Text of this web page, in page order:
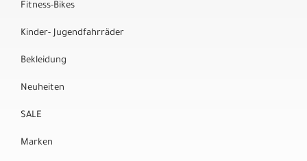
Fitness-Bikes
Kinder- Jugendfahrräder
Bekleidung
Neuheiten
SALE
Marken